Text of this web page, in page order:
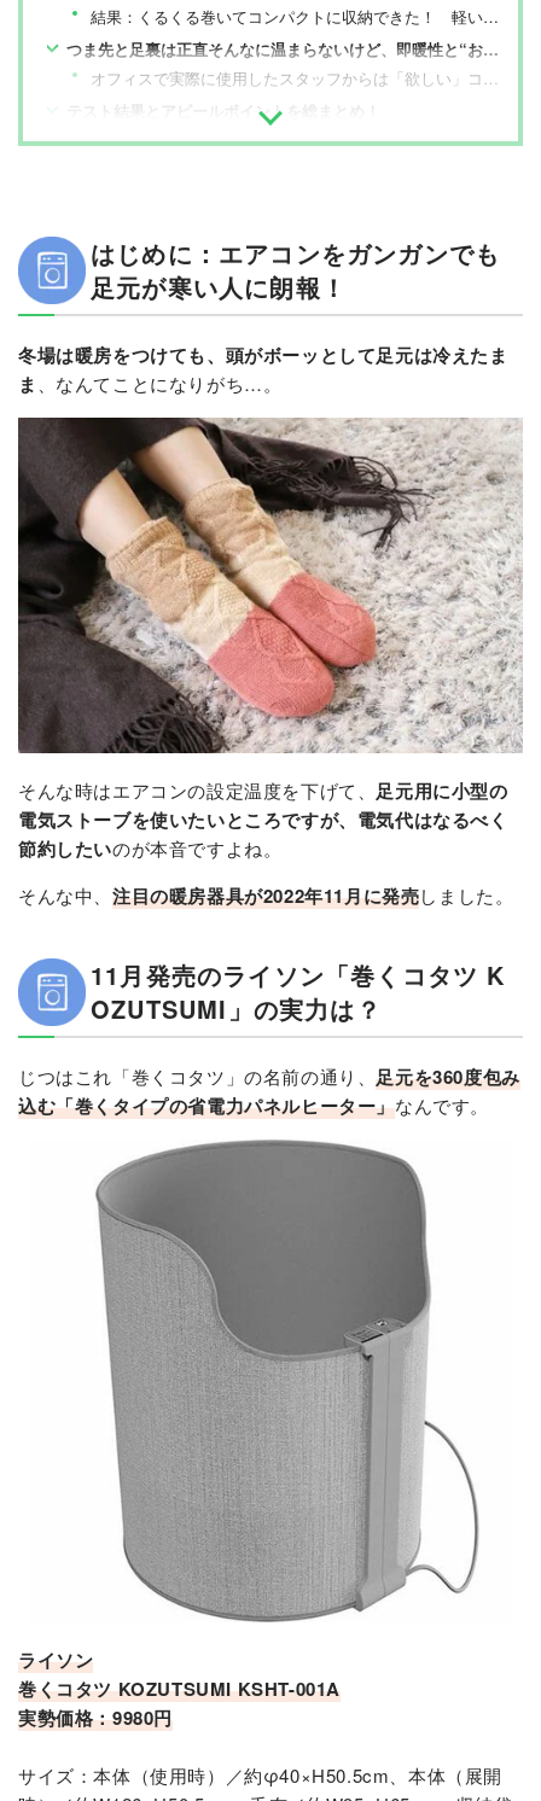
結果：くるくる巻いてコンパクトに収納できた！ 軽いから持ち運びも楽ラク
つま先と足裏は正直そんなに温まらないけど、即暖性と“おこもり感”がクセになる！
オフィスで実際に使用したスタッフからは「欲しい」コールの嵐！
テスト結果とアピールポイントを総まとめ！
はじめに：エアコンをガンガンでも
足元が寒い人に朗報！
冬場は暖房をつけても、頭がボーッとして足元は冷えたま
ま
、なんてことになりがち…。
そんな時はエアコンの設定温度を下げて、 足元用に小型の
電気ストーブを使いたいところですが、電気代はなるべく
節約したいのが本音ですよね。
そんな中、 注目の暖房器具が2022年11月に発売しました。
11月発売のライソン「巻くコタツ K
OZUTSUMI」の実力は？
じつはこれ「巻くコタツ」の名前の通り、足元を360度包み
込む「巻くタイプの省電力パネルヒーター」なんです。
ライソン
巻くコタツ KOZUTSUMI KSHT-001A
実勢価格：9980円
サイズ：本体（使用時）／約φ40×H50.5cm、本体（展開